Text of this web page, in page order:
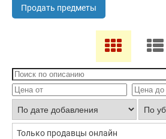
Продать предметы
Только продавцы онлайн